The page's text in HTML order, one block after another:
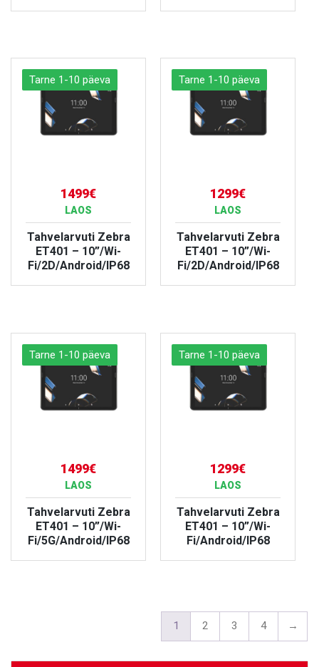
Tarne 1-10 päeva
1499€
LAOS
Tahvelarvuti Zebra
ET401 – 10”/Wi-
Fi/2D/Android/IP68
Tarne 1-10 päeva
1299€
LAOS
Tahvelarvuti Zebra
ET401 – 10”/Wi-
Fi/2D/Android/IP68
Tarne 1-10 päeva
1499€
LAOS
Tahvelarvuti Zebra
ET401 – 10”/Wi-
Fi/5G/Android/IP68
Tarne 1-10 päeva
1299€
LAOS
Tahvelarvuti Zebra
ET401 – 10”/Wi-
Fi/Android/IP68
1 2 3 4 →